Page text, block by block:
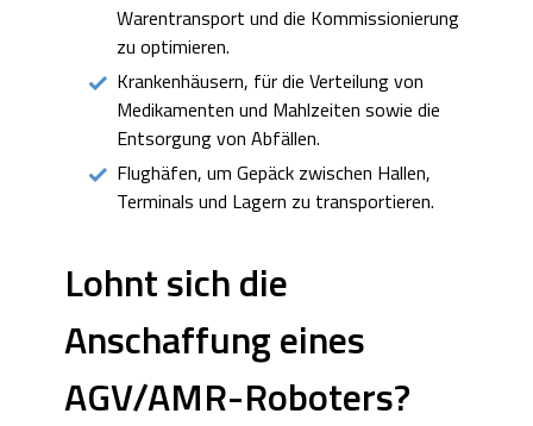
Warentransport und die Kommissionierung
zu optimieren.
Krankenhäusern, für die Verteilung von
Medikamenten und Mahlzeiten sowie die
Entsorgung von Abfällen.
Flughäfen, um Gepäck zwischen Hallen,
Terminals und Lagern zu transportieren.
Lohnt sich die
Anschaffung eines
AGV/AMR-Roboters?